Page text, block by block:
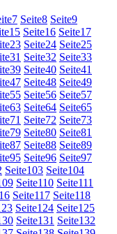
7 Seite8 Seite9
15 Seite16 Seite17
23 Seite24 Seite25
31 Seite32 Seite33
39 Seite40 Seite41
47 Seite48 Seite49
55 Seite56 Seite57
63 Seite64 Seite65
71 Seite72 Seite73
79 Seite80 Seite81
87 Seite88 Seite89
95 Seite96 Seite97
Seite103 Seite104
Seite110 Seite111
Seite117 Seite118
Seite124 Seite125
Seite131 Seite132